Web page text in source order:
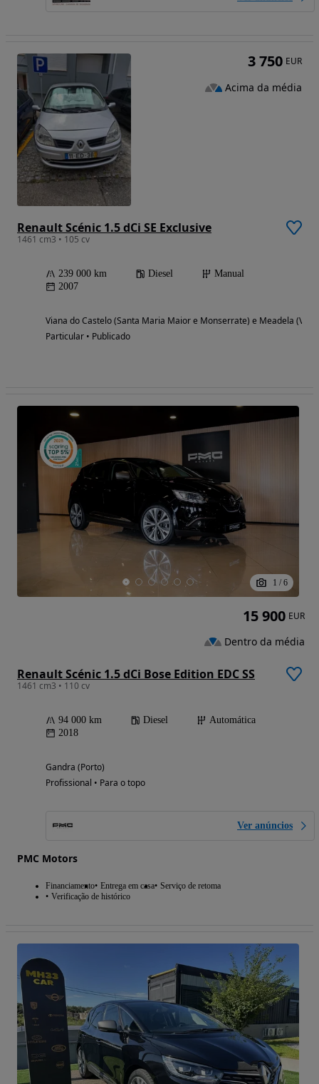
Renault Scénic 1.5 dCi SE Exclusive
1461 cm3 • 105 cv
239 000 km Diesel
Manual
2007
Viana do Castelo (Santa Maria Maior e Monserrate) e Meadela
Particular • Publicado
3 750 EUR
Acima da média
1 / 6
Renault Scénic 1.5 dCi Bose Edition EDC SS
1461 cm3 • 110 cv
94 000 km Diesel
Automática
2018
Gandra (Porto)
Profissional • Para o topo
Ver anúncios
PMC Motors
Financiamento Entrega em casa Serviço de retoma
Verificação de histórico
15 900 EUR
Dentro da média